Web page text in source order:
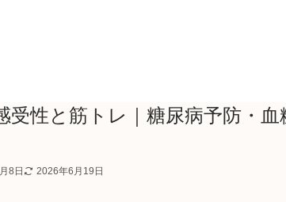
受性と筋トレ｜糖尿病予防・
8日 2026年6月19日